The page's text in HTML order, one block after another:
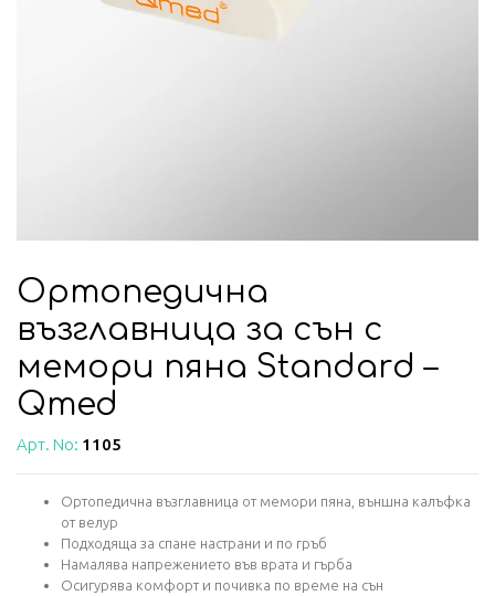
Ортопедична
възглавница за сън с
мемори пяна Standard –
Qmed
Арт. No: 1105
Ортопедична възглавница от мемори пяна, външна калъфка
от велур
Подходяща за спане настрани и по гръб
Намалява напрежението във врата и гърба
Осигурява комфорт и почивка по време на сън